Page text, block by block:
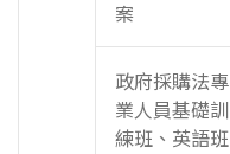
案
政府採購法專
業人員基礎訓
練班、英語班